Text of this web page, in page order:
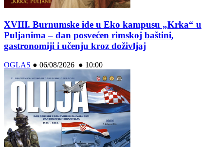
XVIII. Burnumske ide u Eko kampusu „Krka“ u
Puljanima – dan posvećen rimskoj baštini,
gastronomiji i učenju kroz doživljaj
OGLAS ● 06/08/2026 ● 10:00